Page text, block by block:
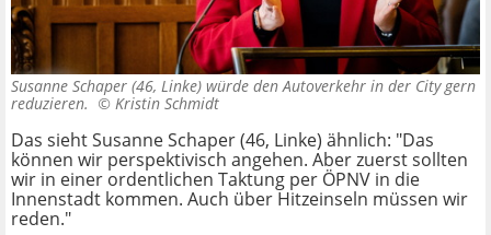
Susanne Schaper (46, Linke) würde den Autoverkehr in der City gern
reduzieren. © Kristin Schmidt
Das sieht Susanne Schaper (46, Linke) ähnlich: "Das
können wir perspektivisch angehen. Aber zuerst sollten
wir in einer ordentlichen Taktung per ÖPNV in die
Innenstadt kommen. Auch über Hitzeinseln müssen wir
reden."